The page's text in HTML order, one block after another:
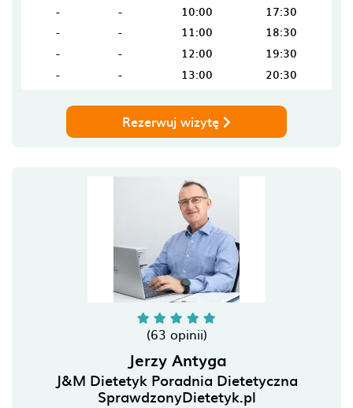
-
- 10:00
17:30
-
- 11:00
18:30
-
- 12:00
19:30
-
- 13:00 20:30
Rezerwuj wizytę
(63 opinii)
Jerzy Antyga
J&M Dietetyk Poradnia Dietetyczna
SprawdzonyDietetyk.pl